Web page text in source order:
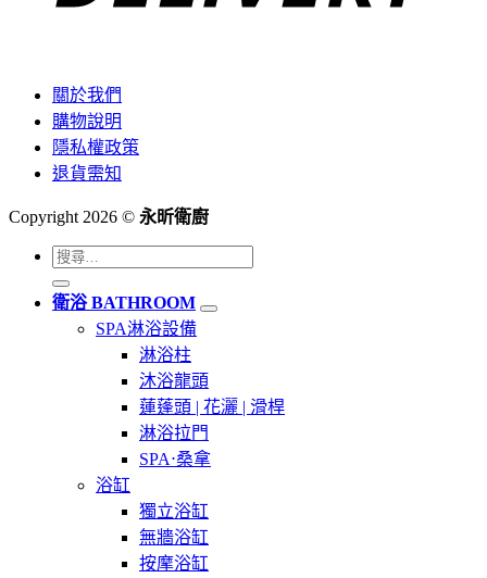
關於我們
購物說明
隱私權政策
退貨需知
Copyright 2026 © 永昕衛廚
搜
尋
關
衛浴 BATHROOM
SPA淋浴設備
淋浴柱
沐浴龍頭
蓮蓬頭 | 花灑 | 滑桿
淋浴拉門
SPA⋅桑拿
浴缸
獨立浴缸
無牆浴缸
按摩浴缸